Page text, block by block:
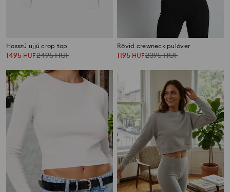
Hosszú ujjú crop top
1495 HUF2495HUF
Rövid crewneck pulóver
1195 HUF2395HUF